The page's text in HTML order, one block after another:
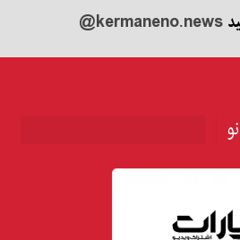
@kermaneno.news